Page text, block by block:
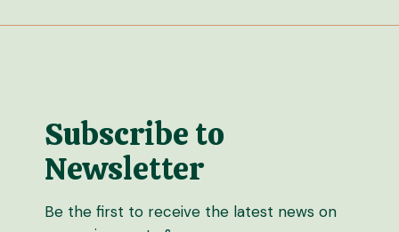
Subscribe to
Newsletter
Be the first to receive the latest news on